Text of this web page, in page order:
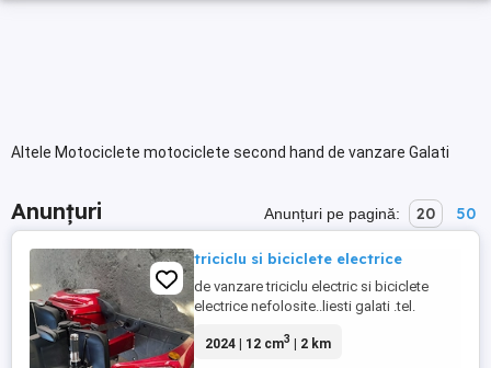
Altele Motociclete motociclete second hand de vanzare Galati
Anunțuri Anunțuri pe pagină: 20 50
triciclu si biciclete electrice
de vanzare triciclu electric si biciclete
electrice nefolosite..liesti galati .tel.
2024 | 12 cm3 | 2 km